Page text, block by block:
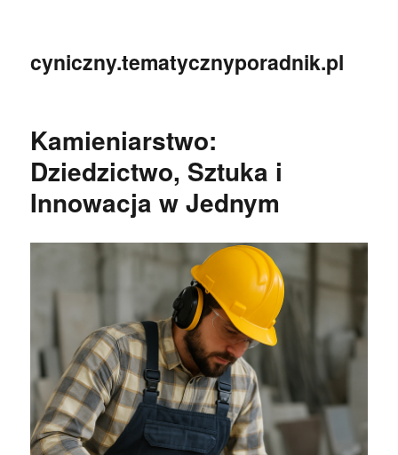
cyniczny.tematycznyporadnik.pl
Kamieniarstwo:
Dziedzictwo, Sztuka i
Innowacja w Jednym